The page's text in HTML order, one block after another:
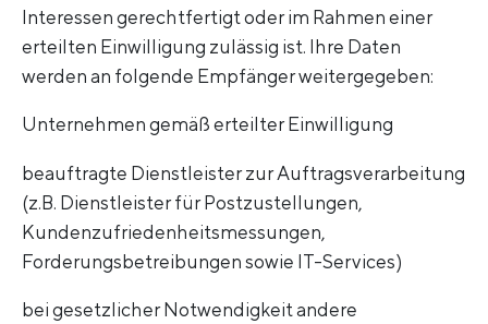
Interessen gerechtfertigt oder im Rahmen einer
erteilten Einwilligung zulässig ist. Ihre Daten
werden an folgende Empfänger weitergegeben:
Unternehmen gemäß erteilter Einwilligung
beauftragte Dienstleister zur Auftragsverarbeitung
(z.B. Dienstleister für Postzustellungen,
Kundenzufriedenheitsmessungen,
Forderungsbetreibungen sowie IT-Services)
bei gesetzlicher Notwendigkeit andere